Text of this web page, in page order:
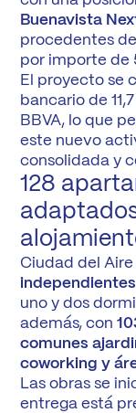
Buenavista
procedentes
por importe de
El proyecto se
bancario de
BBVA, lo que
este nuevo
consolidada y
128
Ciudad del
independientes
uno y dos
además, con
comunes
coworking y
Las obras se
entrega está